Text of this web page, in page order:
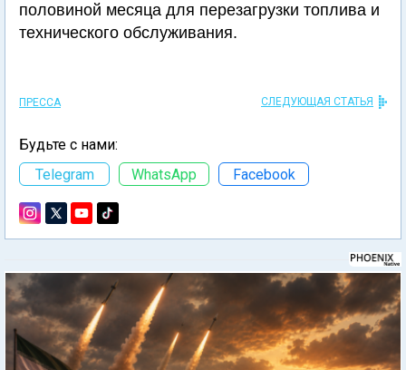
половиной месяца для перезагрузки топлива и
технического обслуживания.
ПРЕССА СЛЕДУЮЩАЯ СТАТЬЯ
Будьте с нами:
Telegram
WhatsApp Facebook